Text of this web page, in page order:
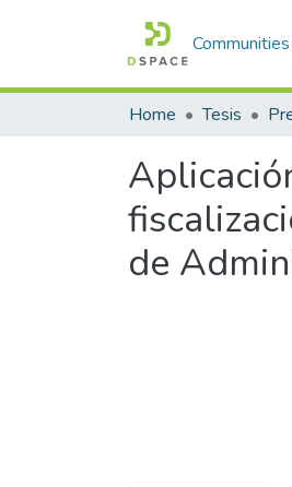
Home Tesis
de